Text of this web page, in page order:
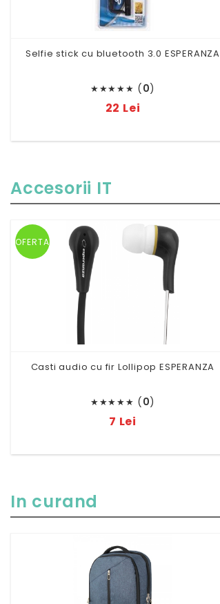
Selfie stick cu bluetooth 3.0 ESPERANZA
★★★★★ (0)
22 Lei
Accesorii IT
OFERTA
Casti audio cu fir Lollipop ESPERANZA
★★★★★ (0)
7 Lei
In curand